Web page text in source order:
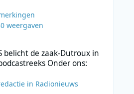
weergaven
belicht de zaak-Dutroux in
Onder ons:
in Radionieuws